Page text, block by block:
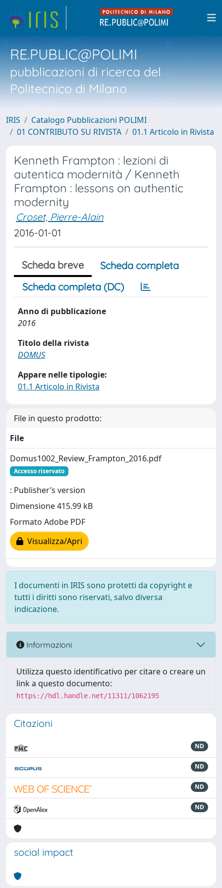
RE.PUBLIC@POLIMI
pubblicazioni di ricerca del
Politecnico di Milano
IRIS
Catalogo Pubblicazioni POLIMI
01 CONTRIBUTO SU RIVISTA
01.1 Articolo in Rivista
Kenneth Frampton : lezioni di
autentica modernità / Kenneth
Frampton : lessons on authentic
modernity
Croset, Pierre-Alain
2016-01-01
Scheda breve
Scheda completa
Scheda completa (DC)
Anno di pubblicazione
2016
Titolo della rivista
DOMUS
Appare nelle tipologie:
01.1 Articolo in Rivista
File in questo prodotto:
File
Domus1002_Review_Frampton_2016.pdf
Accesso riservato
: Publisher’s version
Dimensione 415.99 kB
Formato Adobe PDF
Visualizza/Apri
I documenti in IRIS sono protetti da copyright e
tutti i diritti sono riservati, salvo diversa
indicazione.
Informazioni
Utilizza questo identificativo per citare o creare un
link a questo documento:
https://hdl.handle.net/11311/1062195
Citazioni
ND
ND
ND
ND
social impact